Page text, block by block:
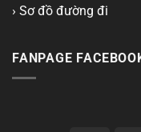
› Sơ đồ đường đi
FANPAGE